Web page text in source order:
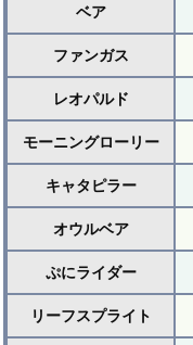
ベア
ファンガス
レオパルド
モーニングローリー
キャタピラー
オウルベア
ぷにライダー
リーフスプライト